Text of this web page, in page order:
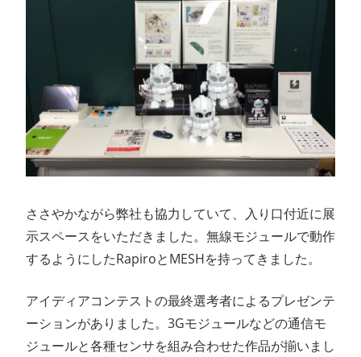
ささやかながら弊社も協力していて、入り口付近に展
示スペースをいただきました。無線モジュールで動作
するようにしたRapiroとMESHを持ってきました。
アイディアコンテストの最終選考者によるプレゼンテ
ーションがありました。3Gモジュールなどの通信モ
ジュールと各種センサを組み合わせた作品が揃いまし